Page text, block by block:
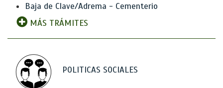
Baja de Clave/Adrema - Cementerio
MÁS TRÁMITES
POLITICAS SOCIALES